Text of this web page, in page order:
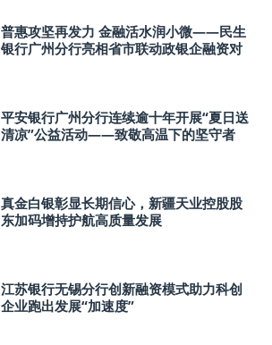
普惠攻坚再发力 金融活水润小微——民生
银行广州分行亮相省市联动政银企融资对
平安银行广州分行连续逾十年开展“夏日送
清凉”公益活动——致敬高温下的坚守者
真金白银彰显长期信心，新疆天业控股股
东加码增持护航高质量发展
江苏银行无锡分行创新融资模式助力科创
企业跑出发展“加速度”